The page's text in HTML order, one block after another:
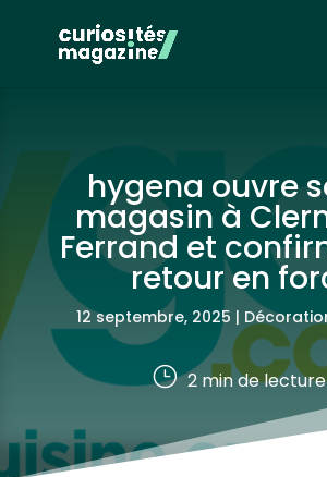
hygena ouvre
magasin à
Ferrand et
retour en
12 septembre, 2025 |
} 2min de lecture